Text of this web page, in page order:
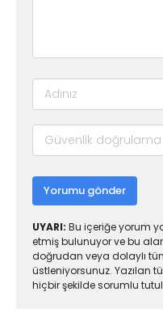
Yorumu gönder
UYARI: Bu içeriğe yorum
etmiş bulunuyor ve bu
doğrudan veya dolaylı
üstleniyorsunuz. Yazılan
hiçbir şekilde sorumlu